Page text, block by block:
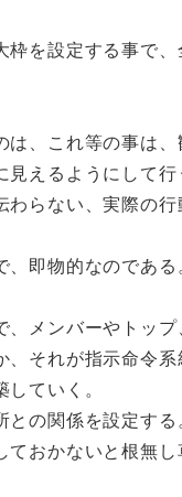
枠を設定する事で
は、これ等の事は
見えるようにして行
わらない、実際の行
即物的なのである
、メンバーやトップ
、それが指示命令系
ていく。
の関係を設定する
ておかないと根無し